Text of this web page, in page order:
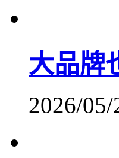
大品牌
2026/05/